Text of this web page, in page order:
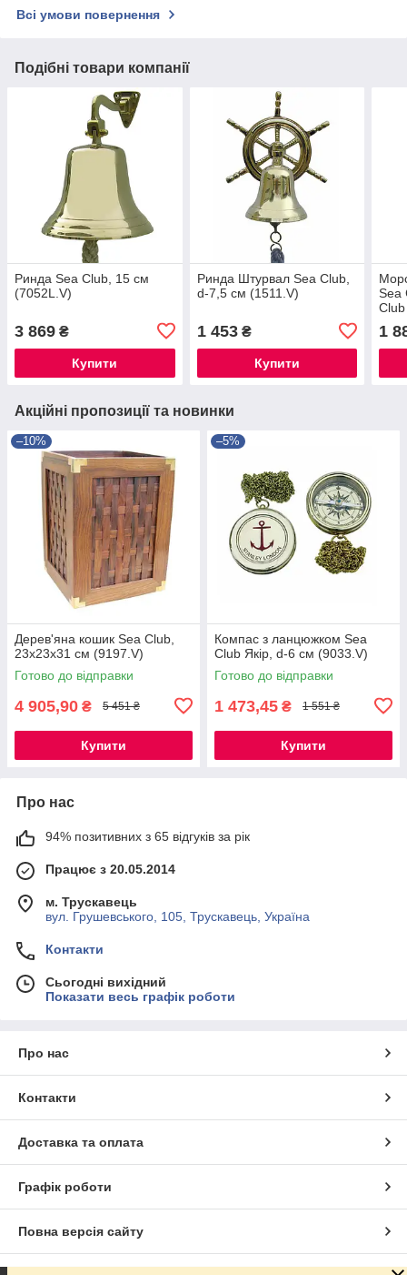
Всі умови повернення
Подібні товари компанії
Ринда Sea Club, 15 см
(7052L.V)
3 869 ₴
Купити
Ринда Штурвал Sea Club,
d-7,5 см (1511.V)
1 453₴
Купити
Sea
1
Акційні пропозиції та новинки
–10%
Дерев'яна кошик Sea Club,
23x23x31 см (9197.V)
Готово до відправки
4 905,90 ₴ 5 451 ₴
Купити
–5%
Компас з ланцюжком Sea
Club Якір, d-6 см (9033.V)
Готово до відправки
1 473,45 ₴ 1 551 ₴
Купити
Про нас
94% позитивних з 65 відгуків за рік
Працює з 20.05.2014
м. Трускавець
вул. Грушевського, 105, Трускавець, Україна
Контакти
Сьогодні вихідний
Показати весь графік роботи
Про нас
Контакти
Доставка та оплата
Графік роботи
Повна версія сайту